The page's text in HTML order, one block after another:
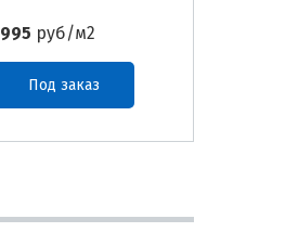
995 руб/м2
Под заказ